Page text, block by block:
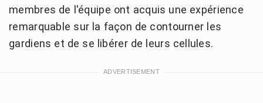
membres de l'équipe ont acquis une expérience
remarquable sur la façon de contourner les
gardiens et de se libérer de leurs cellules.